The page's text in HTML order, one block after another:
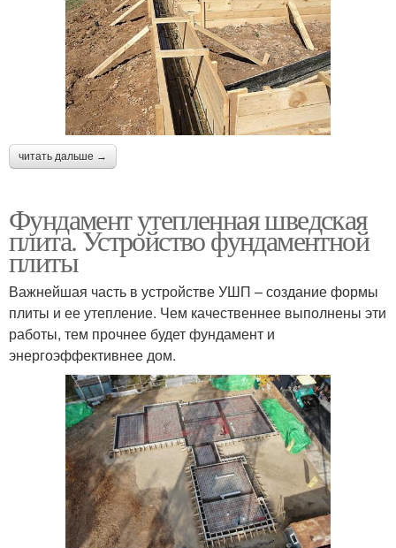
читать дальше →
Фундамент утепленная шведская
плита. Устройство фундаментной
плиты
Важнейшая часть в устройстве УШП – создание формы
плиты и ее утепление. Чем качественнее выполнены эти
работы, тем прочнее будет фундамент и
энергоэффективнее дом.